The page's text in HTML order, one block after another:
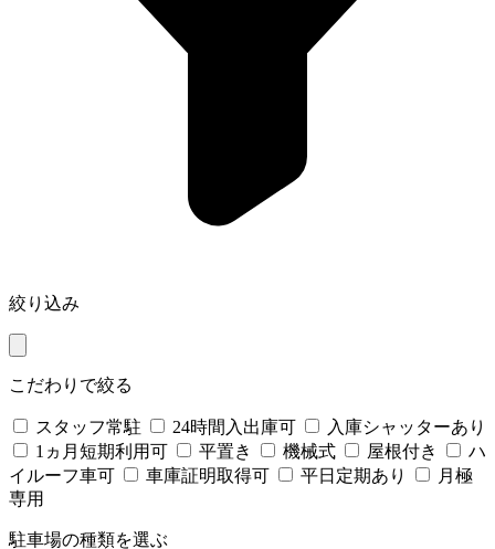
絞り込み
こだわりで絞る
スタッフ常駐 24時間入出庫可
入庫シャッターあり
1ヵ月短期利用可
平置き 機械式 屋根付き
ハ
イルーフ車可
車庫証明取得可 平日定期あり
月極
専用
駐車場の種類を選ぶ